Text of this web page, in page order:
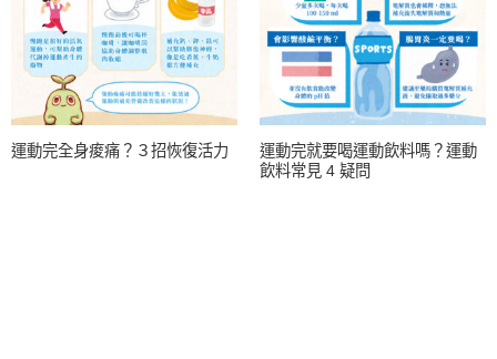
運動完全身痠痛？３招恢復活力
運動完就要喝運動飲料嗎？運動
飲料常見 4 疑問